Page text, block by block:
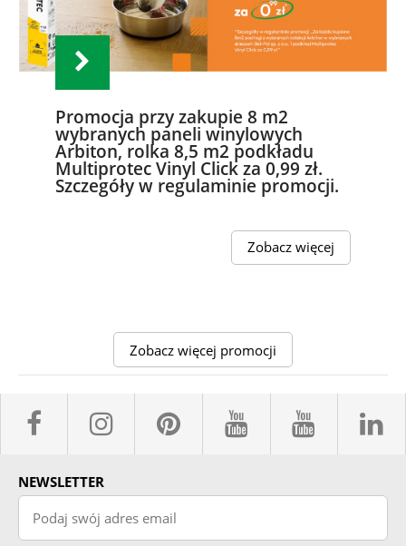
Promocja przy zakupie 8 m2
wybranych paneli winylowych
Arbiton, rolka 8,5 m2 podkładu
Multiprotec Vinyl Click za 0,99 zł.
Szczegóły w regulaminie promocji.
Zobacz więcej
Zobacz więcej promocji
facebook sklepyBELPOL
instagram
pinterestyoutube
NEWSLETTER
Podaj swój adres email